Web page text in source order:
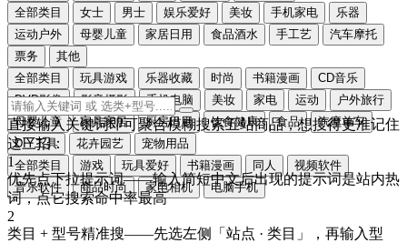
全部类目
女士 男士 娱乐爱好 美妆 手机家电
乐器
运动户外
母婴儿童 家居日用 食品酒水 手工艺
汽车摩托
票务
其他
全部类目
玩具游戏 乐器收藏 时尚 书籍漫画
CD音乐
DVD影像
影音摄影 手机电脑 美妆 家电 运动
户外旅行
母婴儿童
家具家居 厨房日用 饮食健康 食品
汽摩单车
DIY工具
花卉园艺
宠物用品
全部类目
游戏 玩具爱好 书籍漫画 同人
视频软件
音乐软件
商品时尚 家电相机 电脑手机
直接输入关键词即可聚合模糊搜索五站商品，想搜得更准记住
这三招：
1
优先点下拉提示词——输入简短中文后出现的提示词是站内热
词，点它搜索命中率最高
2
类目 + 型号精准搜——先选左侧「站点 · 类目」，再输入型